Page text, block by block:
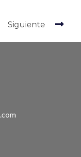
Siguiente